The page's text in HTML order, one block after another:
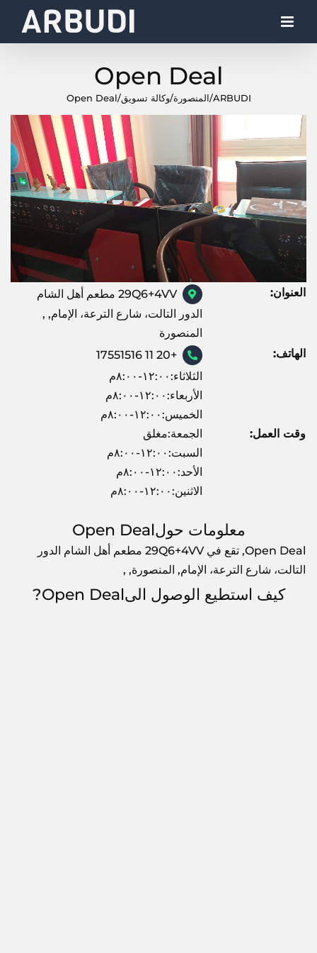
Open Deal
ARBUDI
/المنصورة/وكالة تسويق/
Open Deal
العنوان:
29Q6+4VV مطعم أهل الشام
الدور التالت، شارع الترعة، الإمام, ,
المنصورة
الهاتف:
+20 11 17551516
وقت العمل:
الثلاثاء:١٢:٠٠-٨:٠٠م
الأربعاء:١٢:٠٠-٨:٠٠م
الخميس:١٢:٠٠-٨:٠٠م
الجمعة:مغلق
السبت:١٢:٠٠-٨:٠٠م
الأحد:١٢:٠٠-٨:٠٠م
الاثنين:١٢:٠٠-٨:٠٠م
معلومات حولOpen Deal
Open Deal, تقع في 29Q6+4VV مطعم أهل الشام الدور
التالت، شارع الترعة، الإمام, المنصورة, ,
كيف استطيع الوصول الىOpen Deal?